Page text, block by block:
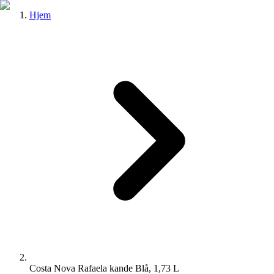
Hjem
Costa Nova Rafaela kande Blå, 1,73 L